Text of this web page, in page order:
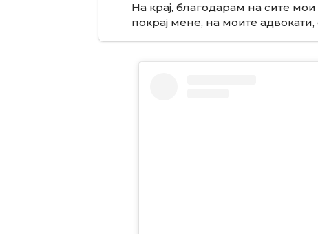
На крај, благодарам на сите
покрај мене, на моите